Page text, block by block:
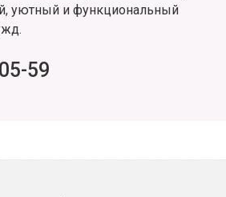
уютный и функциональный
59